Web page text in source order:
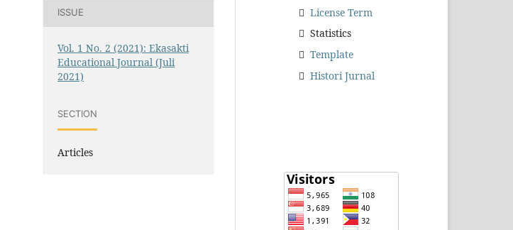
ISSUE
Vol. 1 No. 2 (2021): Ekasakti
Educational Journal (Juli
2021)
SECTION
Articles
License Term
Statistics
Template
Histori Jurnal